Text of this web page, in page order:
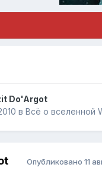
Do'Argot
в Всё о вселенной
Опубликовано 11